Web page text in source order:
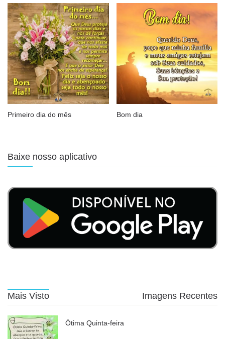
Primeiro dia do mês Bom dia
Baixe nosso aplicativo
Mais Visto Imagens Recentes
Ótima Quinta-feira